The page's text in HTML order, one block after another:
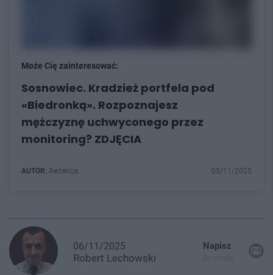
Może Cię zainteresować:
Sosnowiec. Kradzież portfela pod
«Biedronką». Rozpoznajesz
mężczyznę uchwyconego przez
monitoring? ZDJĘCIA
AUTOR: Redakcja 03/11/2025
06/11/2025
Robert Lechowski
Napisz